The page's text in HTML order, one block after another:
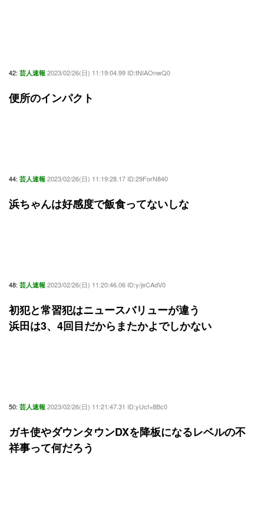
42: 芸人速報 2023/02/26(日) 11:19:04.99 ID:tNIAOnwQ0
便所のインパクト
44: 芸人速報 2023/02/26(日) 11:19:28.17 ID:29ForN840
浜ちゃんは好感度で飯食ってないしな
48: 芸人速報 2023/02/26(日) 11:20:46.06 ID:y/jeCAdV0
初犯と常習犯はニュースバリューが違う
浜田は3、4回目だからまたかよでしかない
50: 芸人速報 2023/02/26(日) 11:21:47.31 ID:yUcf+8Bc0
ガキ使やダウンタウンDXを降板になるレベルの不
祥事って何だろう